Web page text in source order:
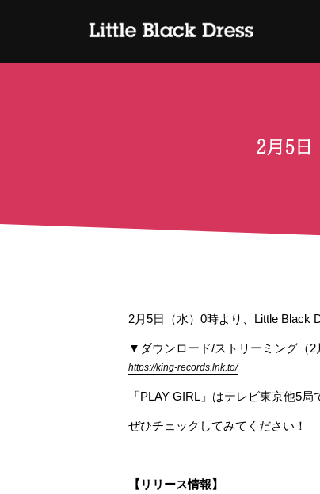
2月5日
2月5日（水）0時より、Little Black
▼ダウンロード/ストリーミング（2
https://king-records.lnk.to/
「PLAY GIRL」はテレビ東京他5
ぜひチェックしてみてください！
【リリース情報】